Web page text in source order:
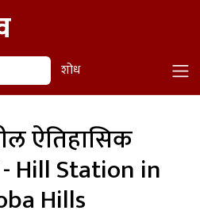
शोध
ऐतिहासिक
- Hill Station in
Hills